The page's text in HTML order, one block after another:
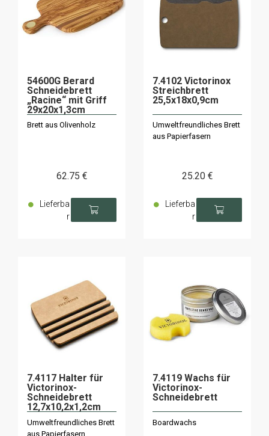
54600G Berard
Schneidebrett
„Racine“ mit Griff
29x20x1,3cm
Brett aus Olivenholz
62.75 €
Lieferba
r
7.4102 Victorinox
Streichbrett
25,5x18x0,9cm
Umweltfreundliches Brett
aus Papierfasern
25.20 €
Lieferba
r
7.4117 Halter für
Victorinox-
Schneidebrett
12,7x10,2x1,2cm
Umweltfreundliches Brett
aus Papierfasern
7.4119 Wachs für
Victorinox-
Schneidebrett
Boardwachs